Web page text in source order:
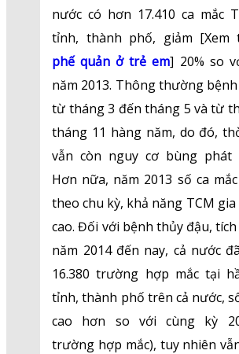
nước có hơn 17.410 ca mắc
tỉnh, thành phố, giảm [Xem
phế quản ở trẻ em] 20% so
năm 2013. Thông thường
từ tháng 3 đến tháng 5 và từ
tháng 11 hàng năm, do đó,
vẫn còn nguy cơ bùng phát
Hơn nữa, năm 2013 số ca
theo chu kỳ, khả năng TCM
cao. Đối với bệnh thủy đậu,
năm 2014 đến nay, cả nước
16.380 trường hợp mắc tại
tỉnh, thành phố trên cả nước,
cao hơn so với cùng kỳ
trường hợp mắc), tuy nhiên